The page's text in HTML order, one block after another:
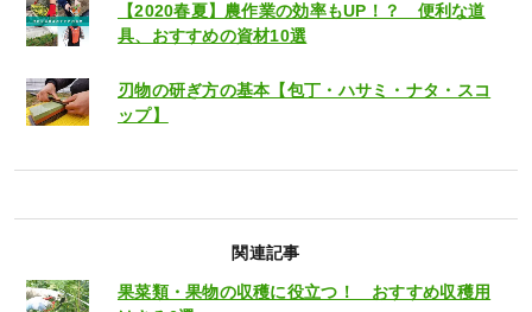
【2020春夏】農作業の効率もUP！？ 便利な道
具、おすすめの資材10選
刃物の研ぎ方の基本【包丁・ハサミ・ナタ・スコ
ップ】
関連記事
果菜類・果物の収穫に役立つ！ おすすめ収穫用